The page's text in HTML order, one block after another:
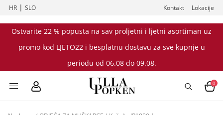
HR |SLO Kontakt Lokacije
Ostvarite 22 % popusta na sav proljetni i ljetni asortiman uz
promo kod LJETO22 i besplatnu dostavu za sve kupnje u
periodu od 06.08 do 09.08.
0